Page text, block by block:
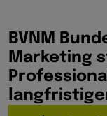
BVNM
Marketing